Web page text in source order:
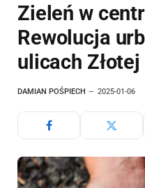
Zieleń w
Rewolucja
ulicach
DAMIAN POŚPIECH 2025-01-06